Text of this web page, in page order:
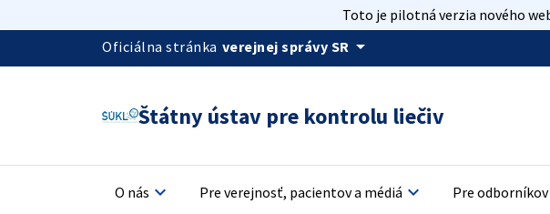
Toto je pilotná verzia nového
Oficiálna stránka verejnej správy SR arrow_drop_down
Štátny ústav pre kontrolu liečiv
O nás keyboard_arrow_down Pre verejnosť, pacientov a médiá keyboard_arrow_down Pre